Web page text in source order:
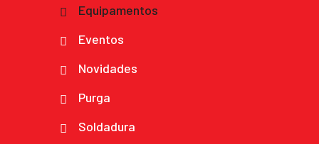
Equipamentos
Eventos
Novidades
Purga
Soldadura